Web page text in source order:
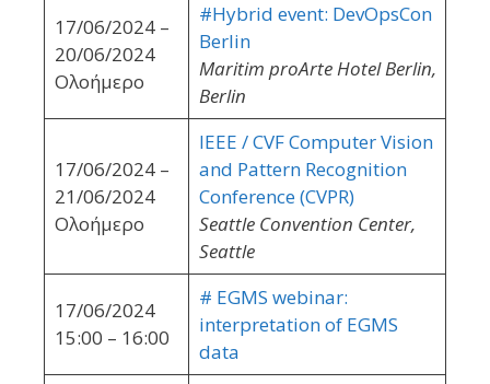
17/06/2024 –
20/06/2024
Ολοήμερο
#Hybrid event: DevOpsCon
Berlin
Maritim proArte Hotel Berlin,
Berlin
17/06/2024 –
21/06/2024
Ολοήμερο
IEEE / CVF Computer Vision
and Pattern Recognition
Conference (CVPR)
Seattle Convention Center,
Seattle
17/06/2024
15:00 – 16:00
# EGMS webinar:
interpretation of EGMS
data